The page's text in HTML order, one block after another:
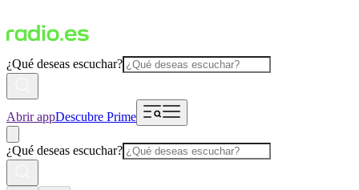
¿Qué deseas escuchar?
Abrir appDescubre Prime
¿Qué deseas escuchar?